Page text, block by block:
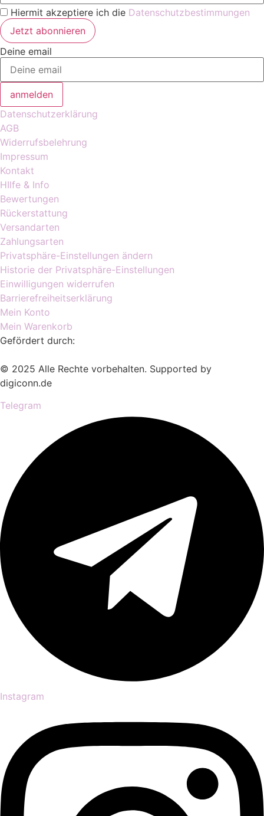
Hiermit akzeptiere ich die Datenschutzbestimmungen
Deine email
anmelden
Datenschutzerklärung
AGB
Widerrufsbelehrung
Impressum
Kontakt
HIlfe & Info
Bewertungen
Rückerstattung
Versandarten
Zahlungsarten
Privatsphäre-Einstellungen ändern
Historie der Privatsphäre-Einstellungen
Einwilligungen widerrufen
Barrierefreiheitserklärung
Mein Konto
Mein Warenkorb
Gefördert durch:
© 2025 Alle Rechte vorbehalten. Supported by
digiconn.de
Telegram
Instagram